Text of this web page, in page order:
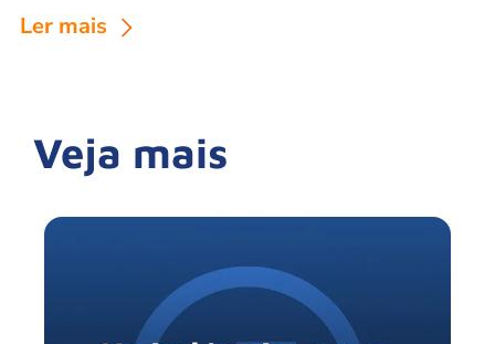
Ler mais
Veja mais